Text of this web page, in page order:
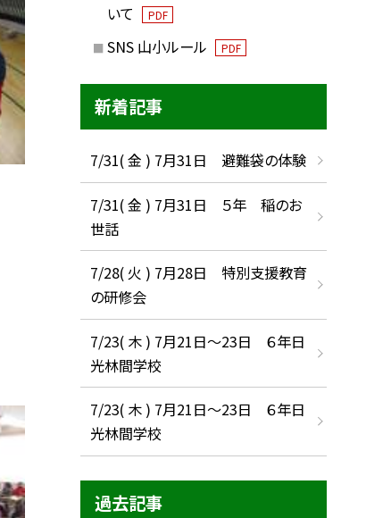
いて
PDF
SNS 山小ルール PDF
新着記事
7/31( 金 ) 7月31日 避難袋の体験
7/31( 金 ) 7月31日 ５年 稲のお
世話
7/28( 火 ) 7月28日 特別支援教育
の研修会
7/23( 木 ) 7月21日〜23日 ６年日
光林間学校
7/23( 木 ) 7月21日〜23日 ６年日
光林間学校
過去記事